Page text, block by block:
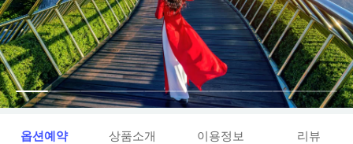
옵션예약 상품소개 이용정보 리뷰